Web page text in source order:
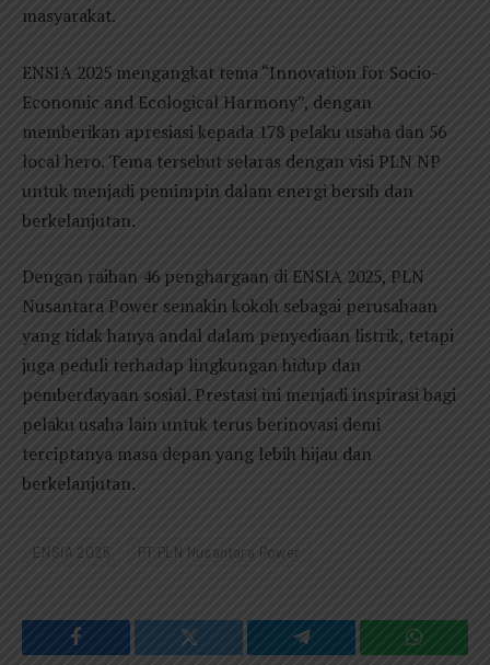
masyarakat.
ENSIA 2025 mengangkat tema “Innovation for Socio-
Economic and Ecological Harmony”, dengan
memberikan apresiasi kepada 178 pelaku usaha dan 56
local hero. Tema tersebut selaras dengan visi PLN NP
untuk menjadi pemimpin dalam energi bersih dan
berkelanjutan.
Dengan raihan 46 penghargaan di ENSIA 2025, PLN
Nusantara Power semakin kokoh sebagai perusahaan
yang tidak hanya andal dalam penyediaan listrik, tetapi
juga peduli terhadap lingkungan hidup dan
pemberdayaan sosial. Prestasi ini menjadi inspirasi bagi
pelaku usaha lain untuk terus berinovasi demi
terciptanya masa depan yang lebih hijau dan
berkelanjutan.
ENSIA 2025 PT PLN Nusantara Power
Facebook Twitter Telegram